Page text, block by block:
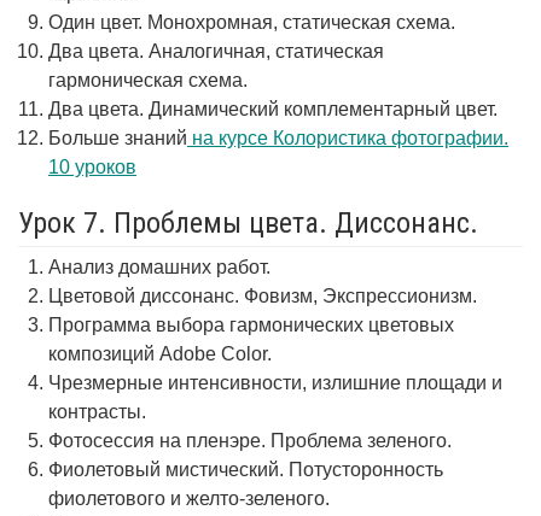
Один цвет. Монохромная, статическая схема.
Два цвета. Аналогичная, статическая
гармоническая схема.
Два цвета. Динамический комплементарный цвет.
Больше знаний на курсе Колористика фотографии.
10 уроков
Урок 7. Проблемы цвета. Диссонанс.
Анализ домашних работ.
Цветовой диссонанс. Фовизм, Экспрессионизм.
Программа выбора гармонических цветовых
композиций Adobe Color.
Чрезмерные интенсивности, излишние площади и
контрасты.
Фотосессия на пленэре. Проблема зеленого.
Фиолетовый мистический. Потусторонность
фиолетового и желто-зеленого.